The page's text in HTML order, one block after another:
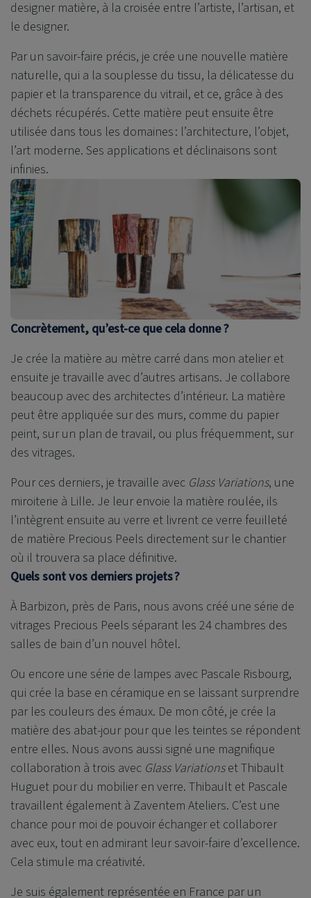
designer matière, à la croisée entre l’artiste, l’artisan, et
le designer.
Par un savoir-faire précis, je crée une nouvelle matière
naturelle, qui a la souplesse du tissu, la délicatesse du
papier et la transparence du vitrail, et ce, grâce à des
déchets récupérés. Cette matière peut ensuite être
utilisée dans tous les domaines : l’architecture, l’objet,
l’art moderne. Ses applications et déclinaisons sont
infinies.
Concrètement, qu’est-ce que cela donne ?
Je crée la matière au mètre carré dans mon atelier et
ensuite je travaille avec d’autres artisans. Je collabore
beaucoup avec des architectes d’intérieur. La matière
peut être appliquée sur des murs, comme du papier
peint, sur un plan de travail, ou plus fréquemment, sur
des vitrages.
Pour ces derniers, je travaille avec Glass Variations, une
miroiterie à Lille. Je leur envoie la matière roulée, ils
l’intègrent ensuite au verre et livrent ce verre feuilleté
de matière Precious Peels directement sur le chantier
où il trouvera sa place définitive.
Quels sont vos derniers projets ?
À Barbizon, près de Paris, nous avons créé une série de
vitrages Precious Peels séparant les 24 chambres des
salles de bain d’un nouvel hôtel.
Ou encore une série de lampes avec Pascale Risbourg,
qui crée la base en céramique en se laissant surprendre
par les couleurs des émaux. De mon côté, je crée la
matière des abat-jour pour que les teintes se répondent
entre elles. Nous avons aussi signé une magnifique
collaboration à trois avec Glass Variationset Thibault
Huguet pour du mobilier en verre. Thibault et Pascale
travaillent également à Zaventem Ateliers. C’est une
chance pour moi de pouvoir échanger et collaborer
avec eux, tout en admirant leur savoir-faire d’excellence.
Cela stimule ma créativité.
Je suis également représentée en France par un